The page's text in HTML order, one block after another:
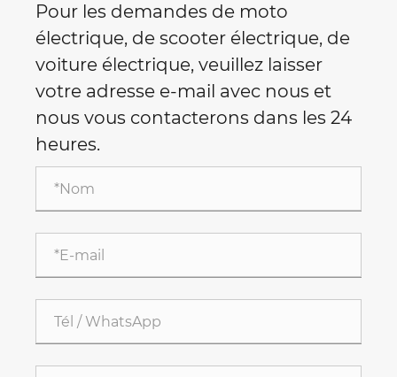
Pour les demandes de moto
électrique, de scooter électrique, de
voiture électrique, veuillez laisser
votre adresse e-mail avec nous et
nous vous contacterons dans les 24
heures.